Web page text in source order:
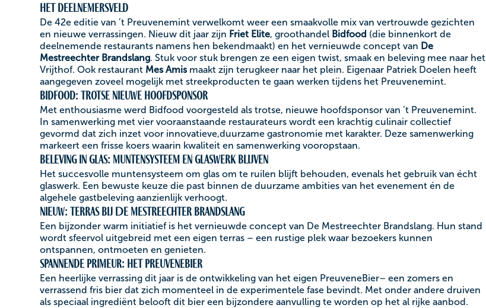
Het deelnemersveld
De 42e editie van ’t Preuvenemint verwelkomt weer een smaakvolle mix van vertrouwde gezichten
en nieuwe verrassingen. Nieuw dit jaar zijn Friet Elite, groothandel Bidfood (die binnenkort de
deelnemende restaurants namens hen bekendmaakt) en het vernieuwde concept van De
Mestreechter Brandslang. Stuk voor stuk brengen ze een eigen twist, smaak en beleving mee naar het
Vrijthof. Ook restaurant Mes Amismaakt zijn terugkeer naar het plein. Eigenaar Patriek Doelen heeft
aangegeven zoveel mogelijk met streekproducten te gaan werken tijdens het Preuvenemint.
Bidfood: trotse nieuwe hoofdsponsor
Met enthousiasme werd Bidfood voorgesteld als trotse, nieuwe hoofdsponsor van ’t Preuvenemint.
In samenwerking met vier vooraanstaande restaurateurs wordt een krachtig culinair collectief
gevormd dat zich inzet voor innovatieve,duurzame gastronomie met karakter. Deze samenwerking
markeert een frisse koers waarin kwaliteit en samenwerking vooropstaan.
Beleving in glas: muntensysteem en glaswerk blijven
Het succesvolle muntensysteem om glas om te ruilen blijft behouden, evenals het gebruik van écht
glaswerk. Een bewuste keuze die past binnen de duurzame ambities van het evenement én de
algehele gastbeleving aanzienlijk verhoogt.
Nieuw: terras bij De Mestreechter Brandslang
Een bijzonder warm initiatief is het vernieuwde concept van De Mestreechter Brandslang. Hun stand
wordt sfeervol uitgebreid met een eigen terras – een rustige plek waar bezoekers kunnen
ontspannen, ontmoeten en genieten.
Spannende primeur: het PreuveneBier
Een heerlijke verrassing dit jaar is de ontwikkeling van het eigen PreuveneBier– een zomers en
verrassend fris bier dat zich momenteel in de experimentele fase bevindt. Met onder andere druiven
als speciaal ingrediënt belooft dit bier een bijzondere aanvulling te worden op het al rijke aanbod.